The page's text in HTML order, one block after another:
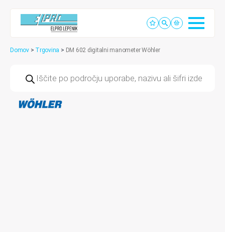
Domov > Trgovina > DM 602 digitalni manometer Wöhler
search